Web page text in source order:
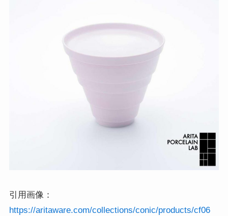
引用画像：
https://aritaware.com/collections/conic/products/cf06